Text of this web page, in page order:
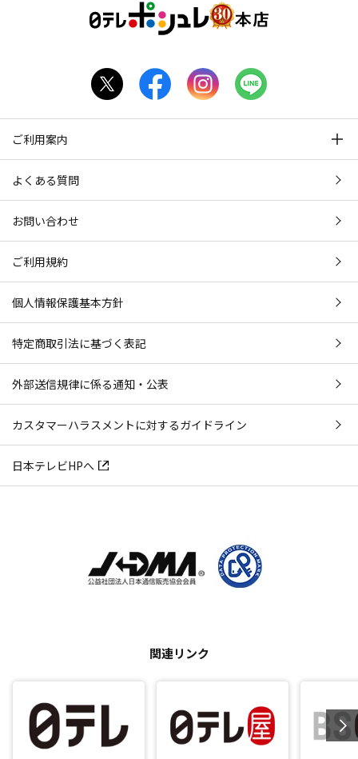
ご利用案内
よくある質問
お問い合わせ
ご利用規約
個人情報保護基本方針
特定商取引法に基づく表記
外部送信規律に係る通知・公表
カスタマーハラスメントに対するガイドライン
日本テレビHPへ
関連リンク